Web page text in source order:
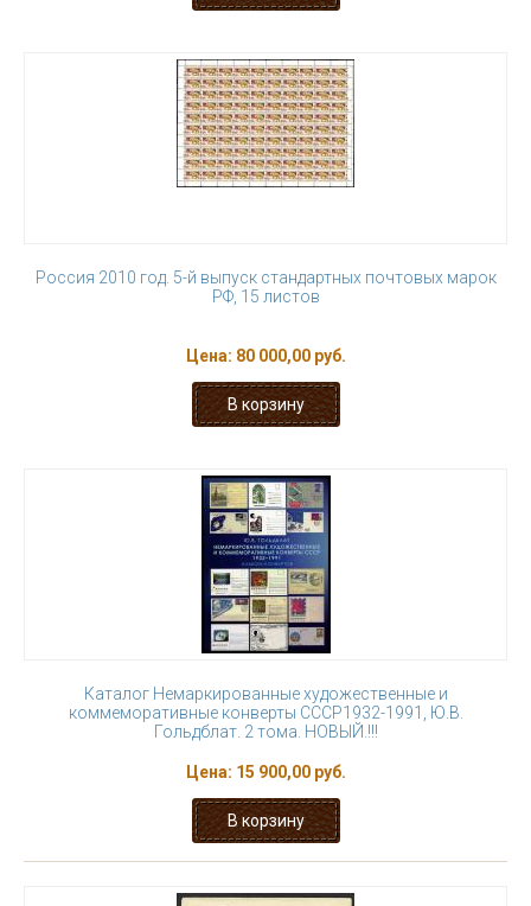
Россия 2010 год. 5-й выпуск стандартных почтовых марок
РФ, 15 листов
Цена: 80 000,00 руб.
Каталог Немаркированные художественные и
коммеморативные конверты СССР1932-1991, Ю.В.
Гольдблат. 2 тома. НОВЫЙ.!!!
Цена: 15 900,00 руб.